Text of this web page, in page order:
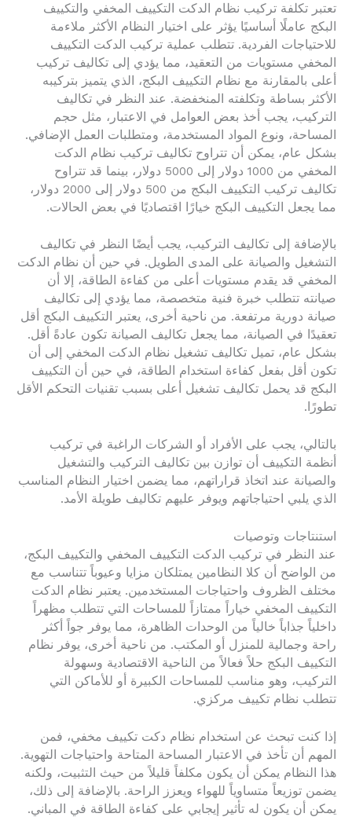
تعتبر تكلفة تركيب نظام الدكت التكييف المخفي والتكييف
البكج عاملًا أساسيًا يؤثر على اختيار النظام الأكثر ملاءمة
للاحتياجات الفردية. تتطلب عملية تركيب الدكت التكييف
المخفي مستويات من التعقيد، مما يؤدي إلى تكاليف تركيب
أعلى بالمقارنة مع نظام التكييف البكج، الذي يتميز بتركيبه
الأكثر بساطة وتكلفته المنخفضة. عند النظر في تكاليف
التركيب، يجب أخذ بعض العوامل في الاعتبار، مثل حجم
المساحة، ونوع المواد المستخدمة، ومتطلبات العمل الإضافي.
بشكل عام، يمكن أن تتراوح تكاليف تركيب نظام الدكت
المخفي من 1000 دولار إلى 5000 دولار، بينما قد تتراوح
تكاليف تركيب التكييف البكج من 500 دولار إلى 2000 دولار،
مما يجعل التكييف البكج خيارًا اقتصاديًا في بعض الحالات.
بالإضافة إلى تكاليف التركيب، يجب أيضًا النظر في تكاليف
التشغيل والصيانة على المدى الطويل. في حين أن نظام الدكت
المخفي قد يقدم مستويات أعلى من كفاءة الطاقة، إلا أن
صيانته تتطلب خبرة فنية متخصصة، مما يؤدي إلى تكاليف
صيانة دورية مرتفعة. من ناحية أخرى، يعتبر التكييف البكج أقل
تعقيدًا في الصيانة، مما يجعل تكاليف الصيانة تكون عادةً أقل.
بشكل عام، تميل تكاليف تشغيل نظام الدكت المخفي إلى أن
تكون أقل بفعل كفاءة استخدام الطاقة، في حين أن التكييف
البكج قد يحمل تكاليف تشغيل أعلى بسبب تقنيات التحكم الأقل
تطورًا.
بالتالي، يجب على الأفراد أو الشركات الراغبة في تركيب
أنظمة التكييف أن توازن بين تكاليف التركيب والتشغيل
والصيانة عند اتخاذ قراراتهم، مما يضمن اختيار النظام المناسب
الذي يلبي احتياجاتهم ويوفر عليهم تكاليف طويلة الأمد.
استنتاجات وتوصيات
عند النظر في تركيب الدكت التكييف المخفي والتكييف البكج،
من الواضح أن كلا النظامين يمتلكان مزايا وعيوباً تتناسب مع
مختلف الظروف واحتياجات المستخدمين. يعتبر نظام الدكت
التكييف المخفي خياراً ممتازاً للمساحات التي تتطلب مظهراً
داخلياً جذاباً خالياً من الوحدات الظاهرة، مما يوفر جواً أكثر
راحة وجمالية للمنزل أو المكتب. من ناحية أخرى، يوفر نظام
التكييف البكج حلاً فعالاً من الناحية الاقتصادية وسهولة
التركيب، وهو مناسب للمساحات الكبيرة أو للأماكن التي
تتطلب نظام تكييف مركزي.
إذا كنت تبحث عن استخدام نظام دكت تكييف مخفي، فمن
المهم أن تأخذ في الاعتبار المساحة المتاحة واحتياجات التهوية.
هذا النظام يمكن أن يكون مكلفاً قليلاً من حيث التثبيت، ولكنه
يضمن توزيعاً متساوياً للهواء ويعزز الراحة. بالإضافة إلى ذلك،
يمكن أن يكون له تأثير إيجابي على كفاءة الطاقة في المباني.